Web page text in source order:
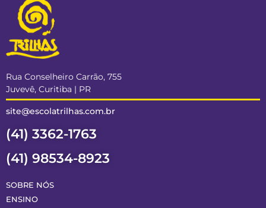
Rua Conselheiro Carrão, 755
Juvevê, Curitiba | PR
site@escolatrilhas.com.br
(41) 3362-1763
(41) 98534-8923
SOBRE NÓS
ENSINO